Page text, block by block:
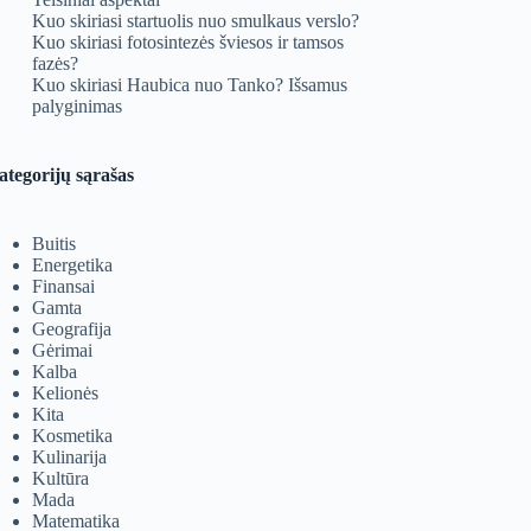
Kuo skiriasi startuolis nuo smulkaus verslo?
Kuo skiriasi fotosintezės šviesos ir tamsos
fazės?
Kuo skiriasi Haubica nuo Tanko? Išsamus
palyginimas
sąrašas
Buitis
Energetika
Finansai
Gamta
Geografija
Gėrimai
Kalba
Kelionės
Kita
Kosmetika
Kulinarija
Kultūra
Mada
Matematika